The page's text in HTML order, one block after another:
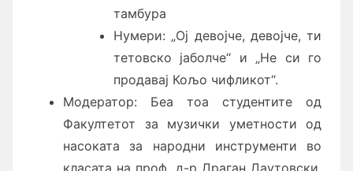
тамбура
Нумери: „Ој девојче, девојче, ти
тетовско јаболче“ и „Не си го
продавај Кољо чифликот“.
Модератор: Беа тоа студентите од
Факултетот за музички уметности од
насоката за народни инструменти во
класата на проф. д-р Драган Даутовски,